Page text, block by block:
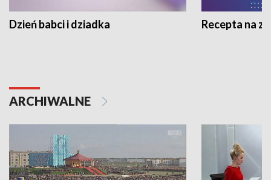
Dzień babci i dziadka Recepta na
ARCHIWALNE